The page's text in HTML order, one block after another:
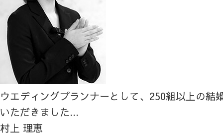
ウエディングプランナーとして、250組以上の結
いただきました...
村上 理恵